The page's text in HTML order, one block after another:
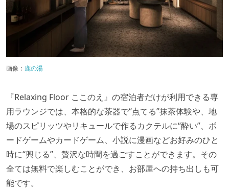
画像： 鹿の湯
『Relaxing Floor ここのえ』の宿泊者だけが利用できる専
用ラウンジでは、本格的な茶器で“点てる”抹茶体験や、地
場のスピリッツやリキュールで作るカクテルに“酔い”、ボ
ードゲームやカードゲーム、小説に漫画などお好みのひと
時に“興じる”、贅沢な時間を過ごすことができます。その
全ては無料で楽しむことができ、お部屋への持ち出しも可
能です。